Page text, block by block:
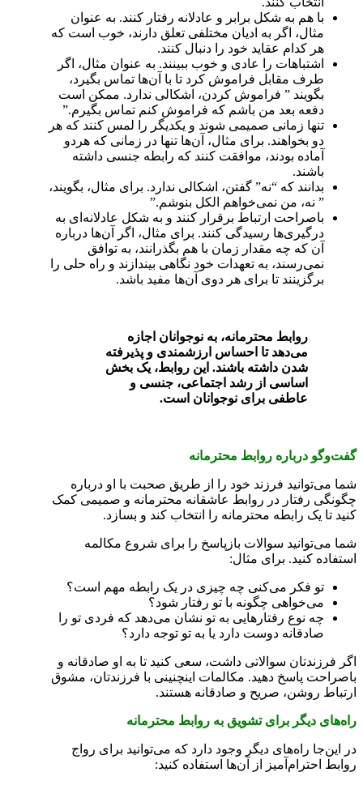
با هم به شکل برابر و عادلانه رفتار کنند. به عنوان
مثال، اگر به ادیان مختلفی تعلق دارند، خوب است که
هر کدام عقاید خود را دنبال کنند.
اشتباهات را عادی و خوب ببینند. به عنوان مثال، اگر
طرف مقابل فراموش کرد تا با آن‌ها تماس بگیرد،
بگویند ” فراموش کردن، اشکالی ندارد. ممکن است
دفعه بعد من باشم که فراموش کنم تماس بگیرم.”
تنها زمانی صمیمی شوند و یکدیگر را لمس کنند که هر
دو بخواهند. برای مثال، آن‌ها تنها در زمانی که هردو
آماده بودند، موافقت کنند که رابطه جنسی داشته
باشند.
بدانند که “نه” گفتن، اشکالی ندارد. برای مثال، بگویند،
” نه، من نمی‌خواهم الکل بنوشم.”
باصراحت ارتباط برقرار کنند و به شکل عادلانه‌ای به
درگیری‌ها رسیدگی کنند. برای مثال، اگر آن‌ها درباره
آن که چه مقدار زمان با هم بگذرانند، به توافق
نمی‌رسند، به تعهدات خود نگاهی بیندازند و راه حلی را
برگزینند تا برای هر دو‌ی آن‌ها مفید باشد.
روابط محترمانه، به نوجوانان اجازه
می‌دهد تا احساس ارزشمندی و پذیرفته
شدن داشته باشند. این روابط، یک بخش
اساسی از رشد اجتماعی، جنسی و
عاطفی برای نوجوانان است.
گفت‌و‌گو درباره روابط محترمانه
شما می‌توانید فرزند خود را از طریق صحبت با او درباره
چگونگی رفتار در روابط عاشقانه محترمانه و صمیمی کمک
کنید تا یک رابطه محترمانه را انتخاب کند و بسازد.
شما می‌توانید سوالات باز‌پاسخ را برای شروع مکالمه
استفاده کنید. برای مثال:
تو فکر می‌کنی چه چیزی در یک رابطه مهم است؟
می‌خواهی چگونه با تو رفتار شود؟
چه نوع رفتار‌هایی به تو نشان می‌دهد که فردی تو را
صادقانه دوست دارد یا به تو توجه دارد؟
اگر فرزند‌تان سوالاتی داشت، سعی کنید تا به او صادقانه و
با‌صراحت پاسخ دهید. مکالمات اینچنینی با فرزند‌تان، مشوق
ارتباط روشن، صریح و صادقانه هستند.
راه‌های دیگر برای تشویق به روابط محترمانه
در این‌جا راه‌ها‌ی دیگر وجود دارد که می‌توانید برای رواج
روابط احترام‌آمیز از آن‌ها استفاده کنید: